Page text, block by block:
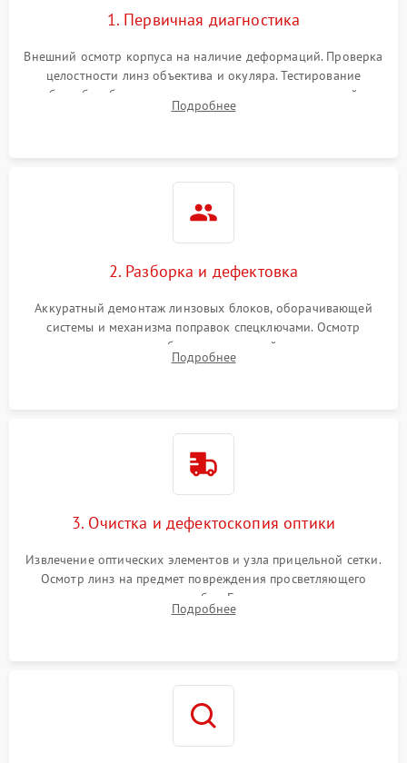
1. Первичная диагностика
Внешний осмотр корпуса на наличие деформаций. Проверка
целостности линз объектива и окуляра. Тестирование
работы барабанчиков ввода поправок, кольца отстройки
параллакса и зума. Выявление сколов, внутренних
Подробнее
2. Разборка и дефектовка
Аккуратный демонтаж линзовых блоков, оборачивающей
системы и механизма поправок спецключами. Осмотр
внутренних резьбовых соединений, пружин и
уплотнительных колец. Поиск причин люфта, смещения
Подробнее
3. Очистка и дефектоскопия оптики
Извлечение оптических элементов и узла прицельной сетки.
Осмотр линз на предмет повреждения просветляющего
покрытия или появления грибка. Бережная очистка стекол
спецрастворами. Проверка целостности гравированной
Подробнее